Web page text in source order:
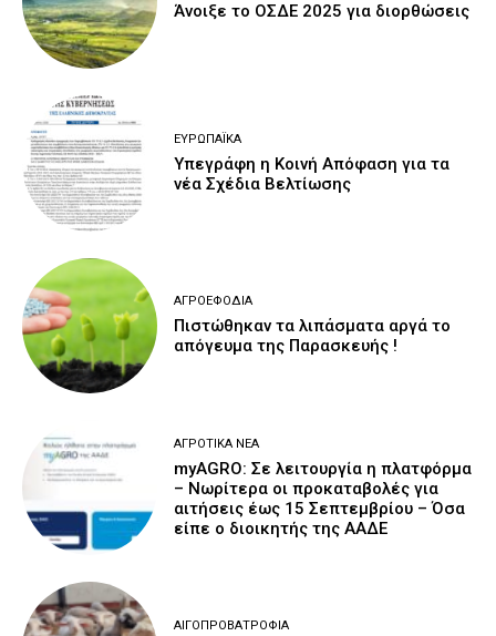
Άνοιξε το ΟΣΔΕ 2025 για διορθώσεις
ΕΥΡΩΠΑΪΚΆ
Υπεγράφη η Κοινή Απόφαση για τα
νέα Σχέδια Βελτίωσης
ΑΓΡΟΕΦΌΔΙΑ
Πιστώθηκαν τα λιπάσματα αργά το
απόγευμα της Παρασκευής !
ΑΓΡΟΤΙΚΆ ΝΈΑ
myAGRO: Σε λειτουργία η πλατφόρμα
– Νωρίτερα οι προκαταβολές για
αιτήσεις έως 15 Σεπτεμβρίου – Όσα
είπε ο διοικητής της ΑΑΔΕ
ΑΙΓΟΠΡΟΒΑΤΡΟΦΊΑ